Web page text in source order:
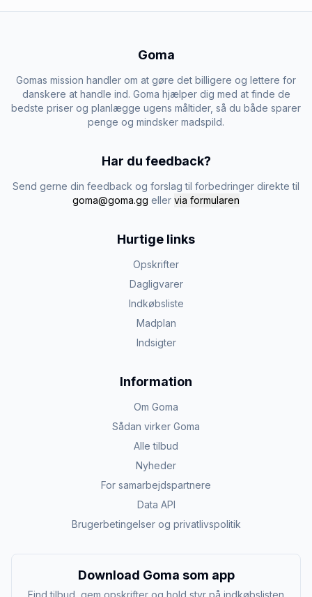
Goma
Gomas mission handler om at gøre det billigere og lettere for
danskere at handle ind. Goma hjælper dig med at finde de
bedste priser og planlægge ugens måltider, så du både sparer
penge og mindsker madspild.
Har du feedback?
Send gerne din feedback og forslag til forbedringer direkte til
goma@goma.gg eller via formularen
Hurtige links
Opskrifter
Dagligvarer
Indkøbsliste
Madplan
Indsigter
Information
Om Goma
Sådan virker Goma
Alle tilbud
Nyheder
For samarbejdspartnere
Data API
Brugerbetingelser og privatlivspolitik
Download Goma som app
Find tilbud, gem opskrifter og hold styr på indkøbslisten